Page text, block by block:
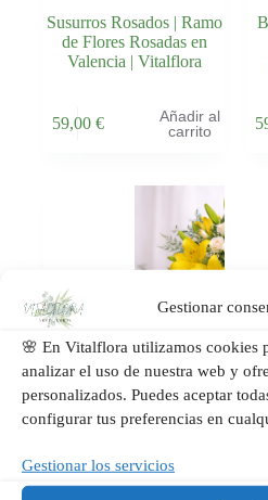
Gestionar
🌸 En Vitalflora utilizamos cookies
analizar el uso de nuestra web y
personalizados. Puedes aceptar
configurar tus preferencias en
Gestionar los servicios
Susurros Rosados | Ramo
de Flores Rosadas en
Valencia | Vitalflora
59,00 €
Añadir al
carrito
de Flores Amarillas en
Valencia | Vitalflora